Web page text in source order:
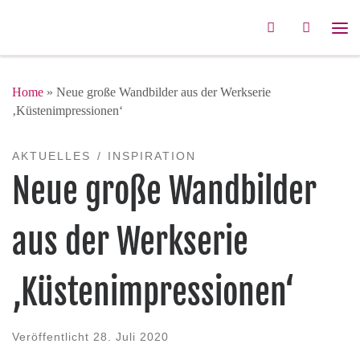
Search
Home » Neue große Wandbilder aus der Werkserie
‚Küstenimpressionen‘
AKTUELLES INSPIRATION
Neue große Wandbilder
aus der Werkserie
‚Küstenimpressionen‘
Veröffentlicht 28. Juli 2020